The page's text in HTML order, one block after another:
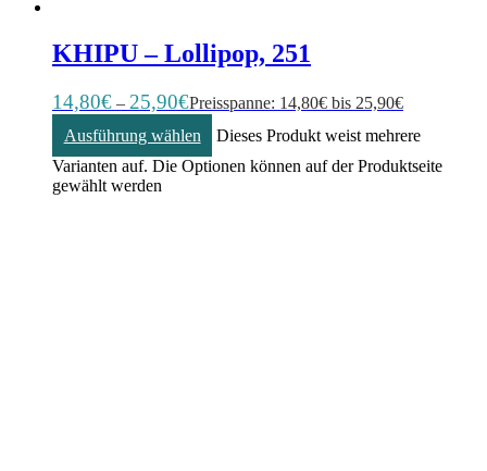
KHIPU – Lollipop, 251
14,80€ – 25,90€Preisspanne: 14,80€ bis 25,90€
Ausführung wählen
Dieses Produkt weist mehrere
Varianten auf. Die Optionen können auf der Produktseite
gewählt werden